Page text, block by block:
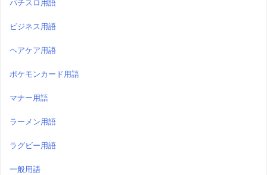
パチスロ用語
ビジネス用語
ヘアケア用語
ポケモンカード用語
マナー用語
ラーメン用語
ラグビー用語
一般用語